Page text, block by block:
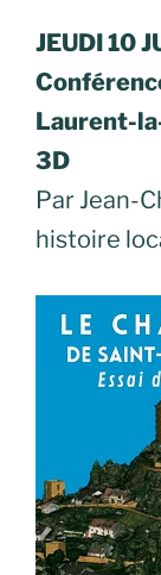
JEUDI 10
Laurent-
3D
Par Jean-
histoire